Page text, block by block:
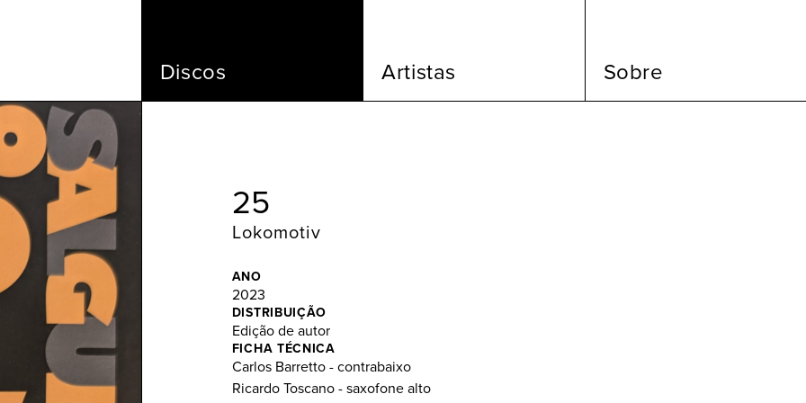
Discos Artistas Sobre
25
Lokomotiv
ANO
2023
DISTRIBUIÇÃO
Edição de autor
FICHA TÉCNICA
Carlos Barretto - contrabaixo
Ricardo Toscano - saxofone alto